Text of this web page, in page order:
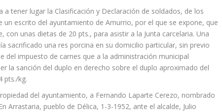
a tener lugar la Clasificación y Declaración de soldados, de los
un escrito del ayuntamiento de Amurrio, por el que se expone, que
unas dietas de 20 pts., para asistir a la Junta carcelaria. Una
sacrificado una res porcina en su domicilio particular, sin previo
del impuesto de carnes que a la administración municipal
la sanción del duplo en derecho sobre el duplo aproximado del
pts./kg.
del ayuntamiento, a Fernando Laparte Cerezo, nombrado
Arrastaria, pueblo de Délica, 1-3-1952, ante el alcalde, Julio